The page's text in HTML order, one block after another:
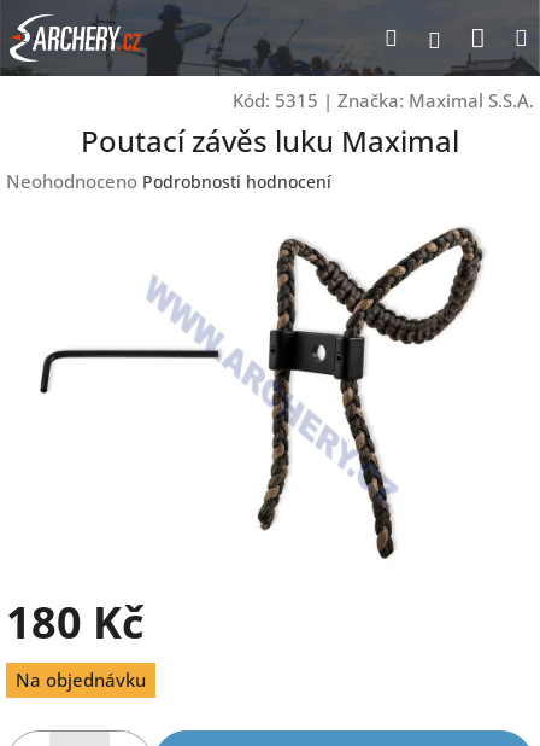
Přejít
na
obsah
Hledat
Kód: 5315 | Značka: Maximal S.S.A.
Poutací závěs luku Maximal
Průměrné
hvězdiček.
Neohodnoceno Podrobnosti hodnocení
180 Kč
Měrná
cena:
Na objednávku